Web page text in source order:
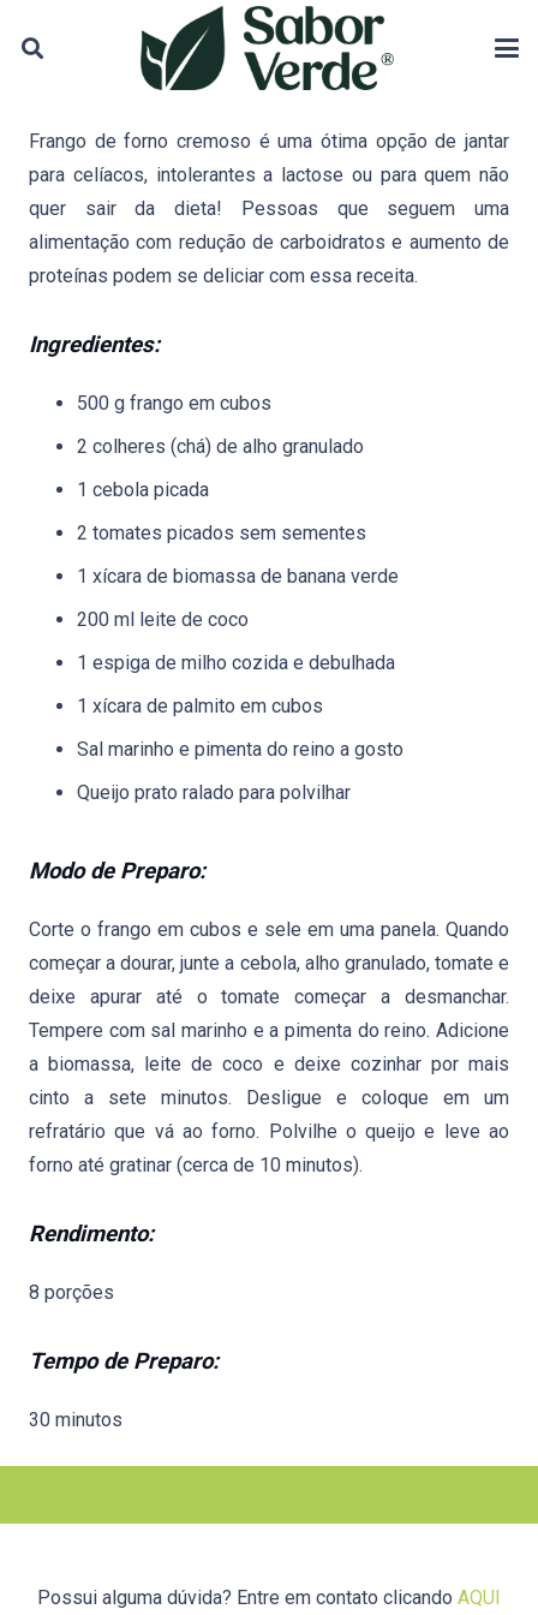
Frango de forno cremoso é uma ótima opção de jantar
para celíacos, intolerantes a lactose oupara quem não
quer sair da dieta! Pessoas que seguem uma
alimentação com redução de carboidratos e aumento de
proteínas podem se deliciar com essa receita.
Ingredientes:
500 g frango em cubos
2 colheres (chá) de alho granulado
1 cebola picada
2 tomates picados sem sementes
1 xícara de biomassa de banana verde
200 ml leite de coco
1 espiga de milho cozida e debulhada
1 xícara de palmito em cubos
Sal marinho e pimenta do reino a gosto
Queijo prato ralado para polvilhar
Modo de Preparo:
Corte o frango em cubos e sele em uma panela. Quando
começar a dourar, junte a cebola, alho granulado, tomate e
deixe apurar até o tomate começar a desmanchar.
Tempere com sal marinho e a pimenta do reino. Adicione
a biomassa, leite de coco e deixe cozinhar por mais
cinto a sete minutos. Desligue e coloque em um
refratário que vá ao forno. Polvilhe o queijo e leve ao
forno até gratinar (cerca de 10 minutos).
Rendimento:
8 porções
Tempo de Preparo:
30 minutos
Possui alguma dúvida? Entre em contato clicando AQUI